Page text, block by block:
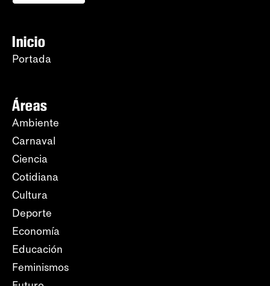
Inicio
Portada
Áreas
Ambiente
Carnaval
Ciencia
Cotidiana
Cultura
Deporte
Economía
Educación
Feminismos